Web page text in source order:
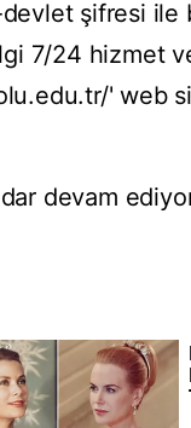
şifresi ile
7/24 hizmet
' web
devam